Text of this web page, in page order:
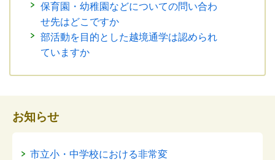
保育園・幼稚園などについての問い合わ
せ先はどこですか
部活動を目的とした越境通学は認められ
ていますか
お知らせ
市立小・中学校における非常変